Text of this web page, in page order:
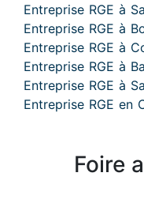
Entreprise RGE à
Entreprise RGE à
Entreprise RGE à
Entreprise RGE à
Entreprise RGE à
Entreprise RGE en
Foire